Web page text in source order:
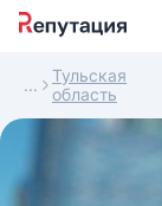
Тульская
область